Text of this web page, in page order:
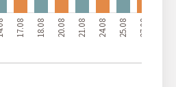
17.08 18.08 20.08 21.08 24.08 25.08 27.08